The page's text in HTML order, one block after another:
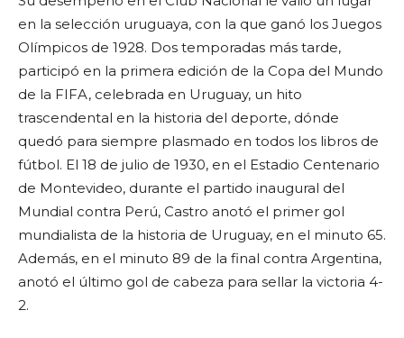
en la selección uruguaya, con la que ganó los Juegos
Olímpicos de 1928. Dos temporadas más tarde,
participó en la primera edición de la Copa del Mundo
de la FIFA, celebrada en Uruguay, un hito
trascendental en la historia del deporte, dónde
quedó para siempre plasmado en todos los libros de
fútbol. El 18 de julio de 1930, en el Estadio Centenario
de Montevideo, durante el partido inaugural del
Mundial contra Perú, Castro anotó el primer gol
mundialista de la historia de Uruguay, en el minuto 65.
Además, en el minuto 89 de la final contra Argentina,
anotó el último gol de cabeza para sellar la victoria 4-
2.